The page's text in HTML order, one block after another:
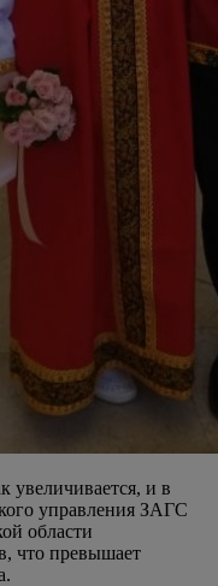
увеличивается, и в
управления ЗАГС
области
что превышает